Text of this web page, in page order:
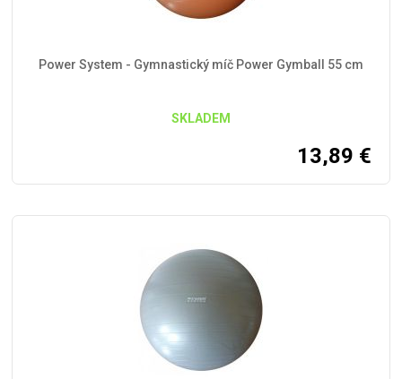
Power System - Gymnastický míč Power Gymball 55 cm
SKLADEM
13,89 €